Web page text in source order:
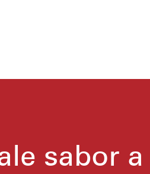
sabor